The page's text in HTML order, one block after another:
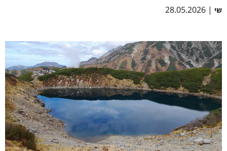
שי | 28.05.2026